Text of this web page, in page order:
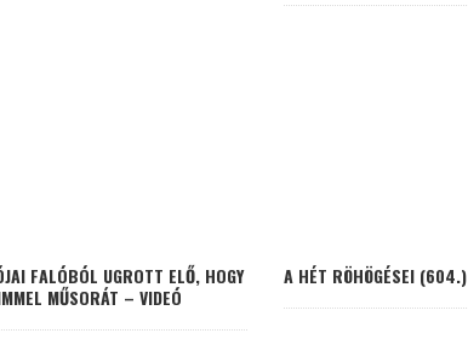
FALÓBÓL UGROTT ELŐ, HOGY
MŰSORÁT – VIDEÓ
A HÉT RÖHÖGÉSEI (604.)